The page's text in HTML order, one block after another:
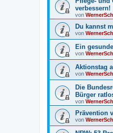
verbessern!
von
Du kannst
von
Ein
von
Aktionstag
von
Die
Bürger
von
Prävention
von